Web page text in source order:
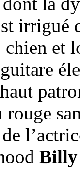
irrigué
chien et
rouge
Billy